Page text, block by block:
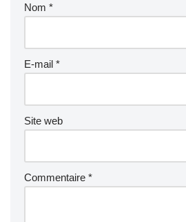
Nom *
E-mail *
Site web
Commentaire *